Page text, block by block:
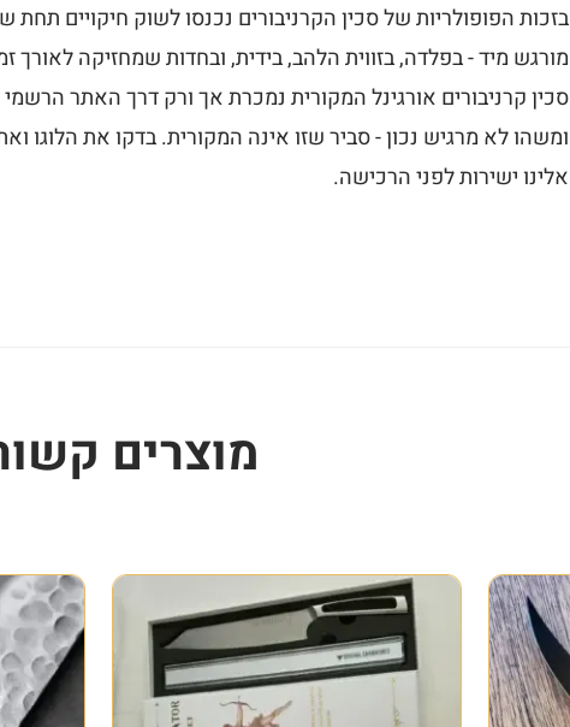
בזכות הפופולריות של סכין הקרניבורים נכנסו לשוק חיקויים תחת
מורגש מיד - בפלדה, בזווית הלהב, בידית, ובחדות שמחזיקה לאורך
ומשהו לא מרגיש נכון - סביר שזו אינה המקורית. בדקו את הלוגו
אלינו ישירות לפני הרכישה.
מוצרים